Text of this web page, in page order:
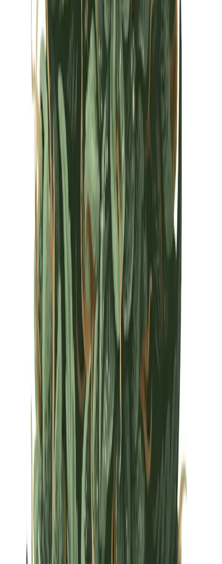
Kapseln
Strains